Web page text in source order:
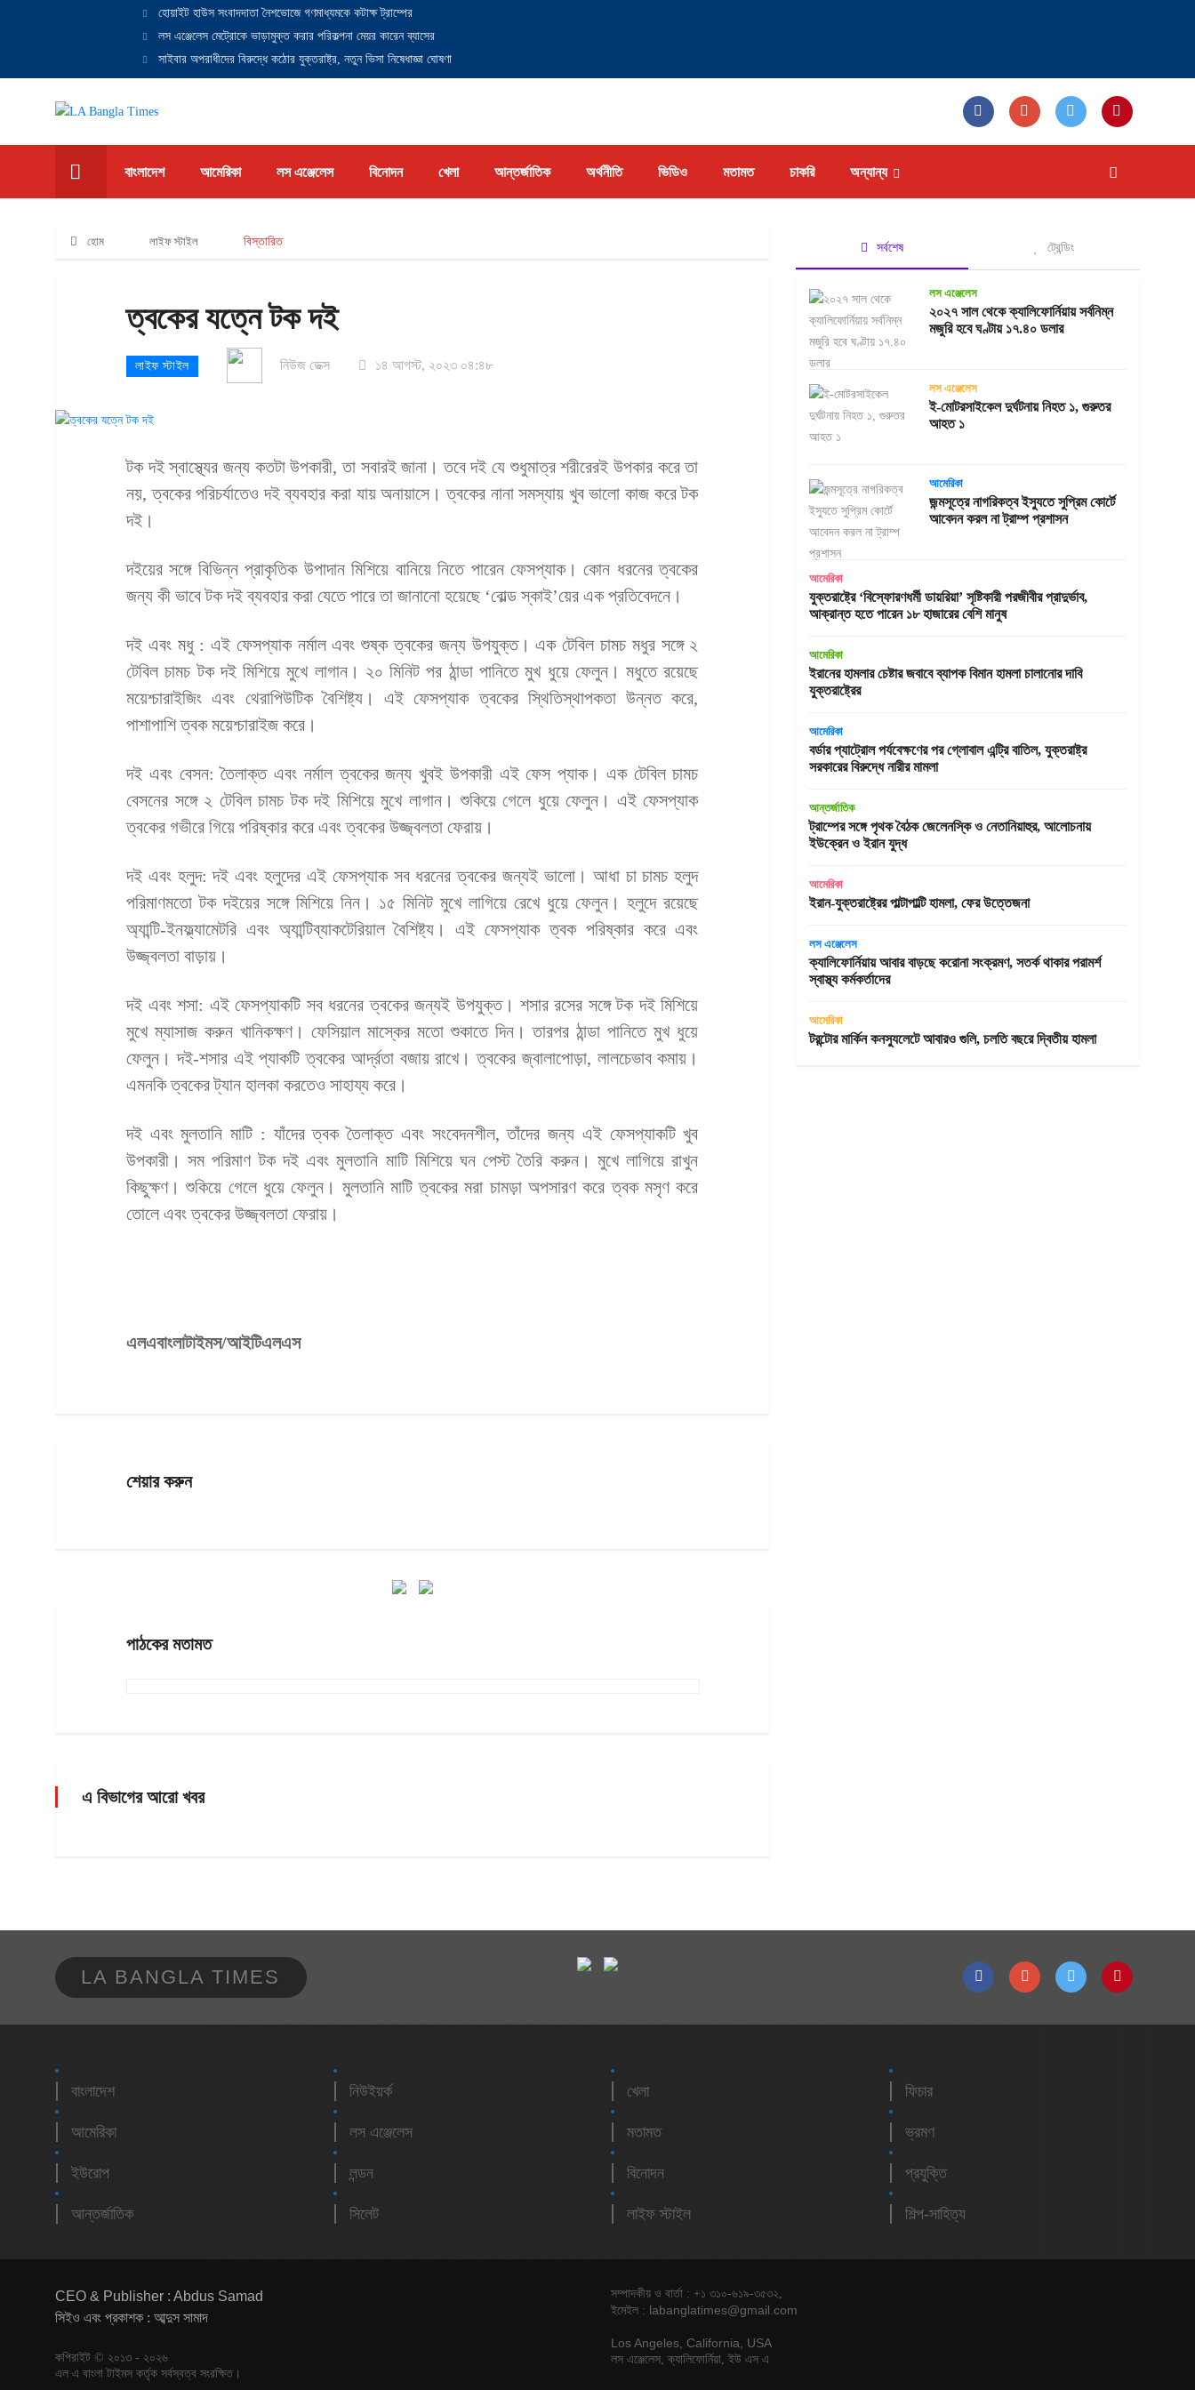
হোয়াইট হাউস সংবাদদাতা নৈশভোজে গণমাধ্যমকে কটাক্ষ ট্রাম্পের
লস এঞ্জেলেস মেট্রোকে ভাড়ামুক্ত করার পরিকল্পনা মেয়র কারেন ব্যাসের
সাইবার অপরাধীদের বিরুদ্ধে কঠোর যুক্তরাষ্ট্র, নতুন ভিসা নিষেধাজ্ঞা ঘোষণা
বাংলাদেশ আমেরিকা লস এঞ্জেলেস বিনোদন খেলা আন্তর্জাতিক অর্থনীতি ভিডিও মতামত চাকরি অন্যান্য
হোম লাইফ স্টাইল বিস্তারিত
ত্বকের যত্নে টক দই
লাইফ স্টাইল নিউজ ডেক্স ১৪ আগস্ট, ২০২৩ ০৪:৪৮
টক দই স্বাস্থ্যের জন্য কতটা উপকারী, তা সবারই জানা। তবে দই যে শুধুমাত্র শরীরেরই উপকার করে তা
নয়, ত্বকের পরিচর্যাতেও দই ব্যবহার করা যায় অনায়াসে। ত্বকের নানা সমস্যায় খুব ভালো কাজ করে টক
দই।
দইয়ের সঙ্গে বিভিন্ন প্রাকৃতিক উপাদান মিশিয়ে বানিয়ে নিতে পারেন ফেসপ্যাক। কোন ধরনের ত্বকের
জন্য কী ভাবে টক দই ব্যবহার করা যেতে পারে তা জানানো হয়েছে ‘বোল্ড স্কাই’য়ের এক প্রতিবেদনে।
দই এবং মধু : এই ফেসপ্যাক নর্মাল এবং শুষ্ক ত্বকের জন্য উপযুক্ত। এক টেবিল চামচ মধুর সঙ্গে ২
টেবিল চামচ টক দই মিশিয়ে মুখে লাগান। ২০ মিনিট পর ঠান্ডা পানিতে মুখ ধুয়ে ফেলুন। মধুতে রয়েছে
ময়েশ্চারাইজিং এবং থেরাপিউটিক বৈশিষ্ট্য। এই ফেসপ্যাক ত্বকের স্থিতিস্থাপকতা উন্নত করে,
পাশাপাশি ত্বক ময়েশ্চারাইজ করে।
দই এবং বেসন: তৈলাক্ত এবং নর্মাল ত্বকের জন্য খুবই উপকারী এই ফেস প্যাক। এক টেবিল চামচ
বেসনের সঙ্গে ২ টেবিল চামচ টক দই মিশিয়ে মুখে লাগান। শুকিয়ে গেলে ধুয়ে ফেলুন। এই ফেসপ্যাক
ত্বকের গভীরে গিয়ে পরিষ্কার করে এবং ত্বকের উজ্জ্বলতা ফেরায়।
দই এবং হলুদ: দই এবং হলুদের এই ফেসপ্যাক সব ধরনের ত্বকের জন্যই ভালো। আধা চা চামচ হলুদ
পরিমাণমতো টক দইয়ের সঙ্গে মিশিয়ে নিন। ১৫ মিনিট মুখে লাগিয়ে রেখে ধুয়ে ফেলুন। হলুদে রয়েছে
অ্যান্টি-ইনফ্ল্যামেটরি এবং অ্যান্টিব্যাকটেরিয়াল বৈশিষ্ট্য। এই ফেসপ্যাক ত্বক পরিষ্কার করে এবং
উজ্জ্বলতা বাড়ায়।
দই এবং শসা: এই ফেসপ্যাকটি সব ধরনের ত্বকের জন্যই উপযুক্ত। শসার রসের সঙ্গে টক দই মিশিয়ে
মুখে ম্যাসাজ করুন খানিকক্ষণ। ফেসিয়াল মাস্কের মতো শুকাতে দিন। তারপর ঠান্ডা পানিতে মুখ ধুয়ে
ফেলুন। দই-শসার এই প্যাকটি ত্বকের আর্দ্রতা বজায় রাখে। ত্বকের জ্বালাপোড়া, লালচেভাব কমায়।
এমনকি ত্বকের ট্যান হালকা করতেও সাহায্য করে।
দই এবং মুলতানি মাটি : যাঁদের ত্বক তৈলাক্ত এবং সংবেদনশীল, তাঁদের জন্য এই ফেসপ্যাকটি খুব
উপকারী। সম পরিমাণ টক দই এবং মুলতানি মাটি মিশিয়ে ঘন পেস্ট তৈরি করুন। মুখে লাগিয়ে রাখুন
কিছুক্ষণ। শুকিয়ে গেলে ধুয়ে ফেলুন। মুলতানি মাটি ত্বকের মরা চামড়া অপসারণ করে ত্বক মসৃণ করে
তোলে এবং ত্বকের উজ্জ্বলতা ফেরায়।
এলএবাংলাটাইমস/আইটিএলএস
শেয়ার করুন
পাঠকের মতামত
এ বিভাগের আরো খবর
সর্বশেষ ট্রেন্ডিং
লস এঞ্জেলেস
২০২৭ সাল থেকে ক্যালিফোর্নিয়ায় সর্বনিম্ন
মজুরি হবে ঘণ্টায় ১৭.৪০ ডলার
লস এঞ্জেলেস
ই-মোটরসাইকেল দুর্ঘটনায় নিহত ১, গুরুতর
আহত ১
আমেরিকা
জন্মসূত্রে নাগরিকত্ব ইস্যুতে সুপ্রিম কোর্টে
আবেদন করল না ট্রাম্প প্রশাসন
আমেরিকা
যুক্তরাষ্ট্রে ‘বিস্ফোরণধর্মী ডায়রিয়া’ সৃষ্টিকারী পরজীবীর প্রাদুর্ভাব,
আক্রান্ত হতে পারেন ১৮ হাজারের বেশি মানুষ
আমেরিকা
ইরানের হামলার চেষ্টার জবাবে ব্যাপক বিমান হামলা চালানোর দাবি
যুক্তরাষ্ট্রের
আমেরিকা
বর্ডার প্যাট্রোল পর্যবেক্ষণের পর গ্লোবাল এন্ট্রি বাতিল, যুক্তরাষ্ট্র
সরকারের বিরুদ্ধে নারীর মামলা
আন্তর্জাতিক
ট্রাম্পের সঙ্গে পৃথক বৈঠক জেলেনস্কি ও নেতানিয়াহুর, আলোচনায়
ইউক্রেন ও ইরান যুদ্ধ
আমেরিকা
ইরান-যুক্তরাষ্ট্রের পাল্টাপাল্টি হামলা, ফের উত্তেজনা
লস এঞ্জেলেস
ক্যালিফোর্নিয়ায় আবার বাড়ছে করোনা সংক্রমণ, সতর্ক থাকার পরামর্শ
স্বাস্থ্য কর্মকর্তাদের
আমেরিকা
টরন্টোর মার্কিন কনস্যুলেটে আবারও গুলি, চলতি বছরে দ্বিতীয় হামলা
LA BANGLA TIMES
বাংলাদেশ
আমেরিকা
ইউরোপ
আন্তর্জাতিক
নিউইয়র্ক
লস এঞ্জেলেস
লন্ডন
সিলেট
খেলা
মতামত
বিনোদন
লাইফ স্টাইল
ফিচার
ভ্রমণ
প্রযুক্তি
শিল্প-সাহিত্য
CEO & Publisher : Abdus Samad
সিইও এবং প্রকাশক : আব্দুস সামাদ
কপিরাইট © ২০১৩ - ২০২৬
এল এ বাংলা টাইমস কর্তৃক সর্বস্বত্ব সংরক্ষিত।
সম্পাদকীয় ও বার্তা : +১ ৩১০-৬১৯-৩৫৩২,
ইমেইল : labanglatimes@gmail.com
Los Angeles, California, USA
লস এঞ্জেলেস, ক্যালিফোর্নিয়া, ইউ এস এ